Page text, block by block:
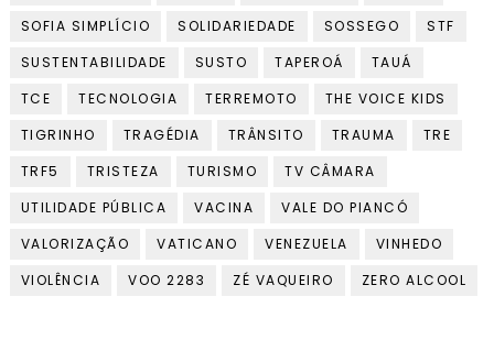
SOFIA SIMPLÍCIO
SOLIDARIEDADE SOSSEGO
STF
SUSTENTABILIDADE
SUSTO TAPEROÁ
TAUÁ
TCE
TECNOLOGIA TERREMOTO
THE VOICE KIDS
TIGRINHO
TRAGÉDIA TRÂNSITO TRAUMA
TRE
TRF5
TRISTEZA TURISMO
TV CÂMARA
UTILIDADE PÚBLICA
VACINA
VALE DO PIANCÓ
VALORIZAÇÃO
VATICANO VENEZUELA
VINHEDO
VIOLÊNCIA
VOO 2283 ZÉ VAQUEIRO ZERO ALCOOL